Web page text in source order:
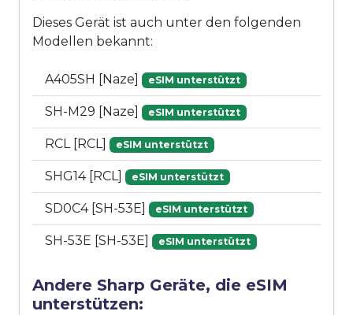
Dieses Gerät ist auch unter den folgenden
Modellen bekannt:
A405SH [Naze] eSIM unterstützt
SH-M29 [Naze] eSIM unterstützt
RCL [RCL] eSIM unterstützt
SHG14 [RCL] eSIM unterstützt
SD0C4 [SH-53E] eSIM unterstützt
SH-53E [SH-53E] eSIM unterstützt
Andere Sharp Geräte, die eSIM
unterstützen: